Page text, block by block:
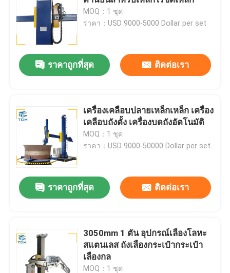
MOQ：1 ชุด
ราคา：USD 9000-5000 Dollar per set
ราคาถูกที่สุด ติดต่อเรา
เครื่องเคลือบปลายเหล็กเหล็ก เครื่อง
เคลือบถังตั้ง เครื่องบดถังอัตโนมัติ
MOQ：1 ชุด
ราคา：USD 9000-50000 Dollar per set
ราคาถูกที่สุด ติดต่อเรา
3050mm 1 ตัน อุปกรณ์เลืองโลหะ
สแตนเลส ถังเลืองกระเป๋ากระเป๋า
เลืองกล
MOQ：1 ชุด